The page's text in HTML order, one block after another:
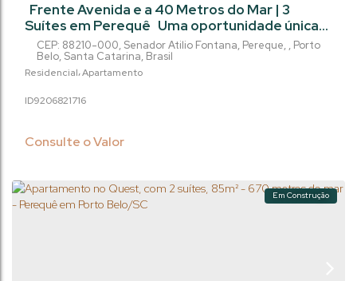
Porto Belo/SC
Residencial Apartamento
Consulte o Valor
1716
920682
CEP: 88210-000, Senador Atilio Fontana, Pereque , Porto
Belo, Santa Catarina, Brasil
Frente Avenida e a 40 Metros do Mar | 3
Suítes em Perequê Uma oportunidade única
de morar no Residencial Romanée, localizado
na prestigiada Avenida Senador Atílio Fontana,
no coração do bairro Perequê, em Porto Belo.
sofisticação, vista privilegiada e a comodidade
Em Construção